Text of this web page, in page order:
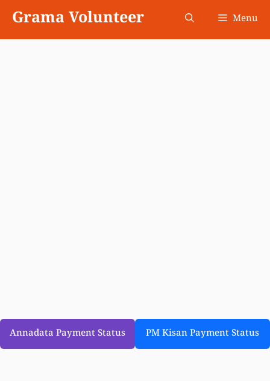
content
Grama Volunteer Menu
Annadata Payment Status PM Kisan Payment Status